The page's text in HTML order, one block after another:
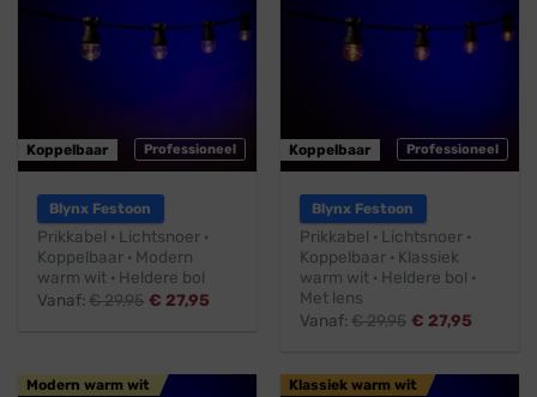
Professioneel
Koppelbaar
Blynx Festoon
Prikkabel · Lichtsnoer ·
Koppelbaar · Modern
warm wit · Heldere bol
Vanaf:€29,95 € 27,95
Professioneel
Koppelbaar
Blynx Festoon
Prikkabel · Lichtsnoer ·
Koppelbaar · Klassiek
warm wit · Heldere bol ·
Met lens
Vanaf:€29,95 € 27,95
Modern warm wit
Klassiek warm wit